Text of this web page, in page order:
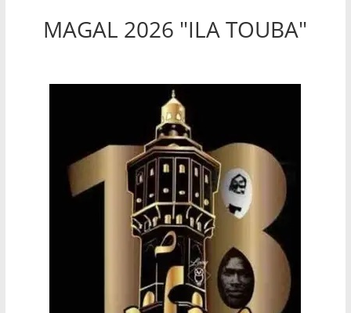
MAGAL 2026 "ILA TOUBA"